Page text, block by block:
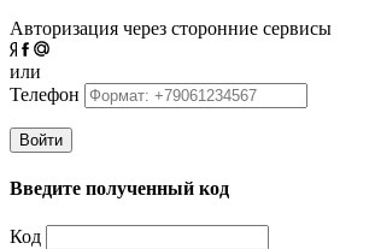
Авторизация через сторонние сервисы
или
Телефон
Войти
Введите полученный код
Код